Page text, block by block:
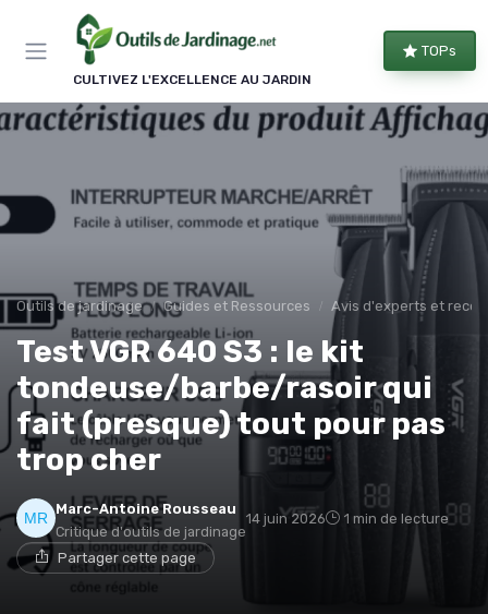
CULTIVEZ L'EXCELLENCE AU JARDIN
TOPs
Outils de jardinage Guides et Ressources Avis d'experts et
Test VGR 640 S3 : le kit
tondeuse/barbe/rasoir qui
fait (presque) tout pour pas
trop cher
Marc-Antoine Rousseau
Critique d'outils de jardinage
14 juin 2026 1 min de lecture
Partager cette page
Panneau de gestion des cookies